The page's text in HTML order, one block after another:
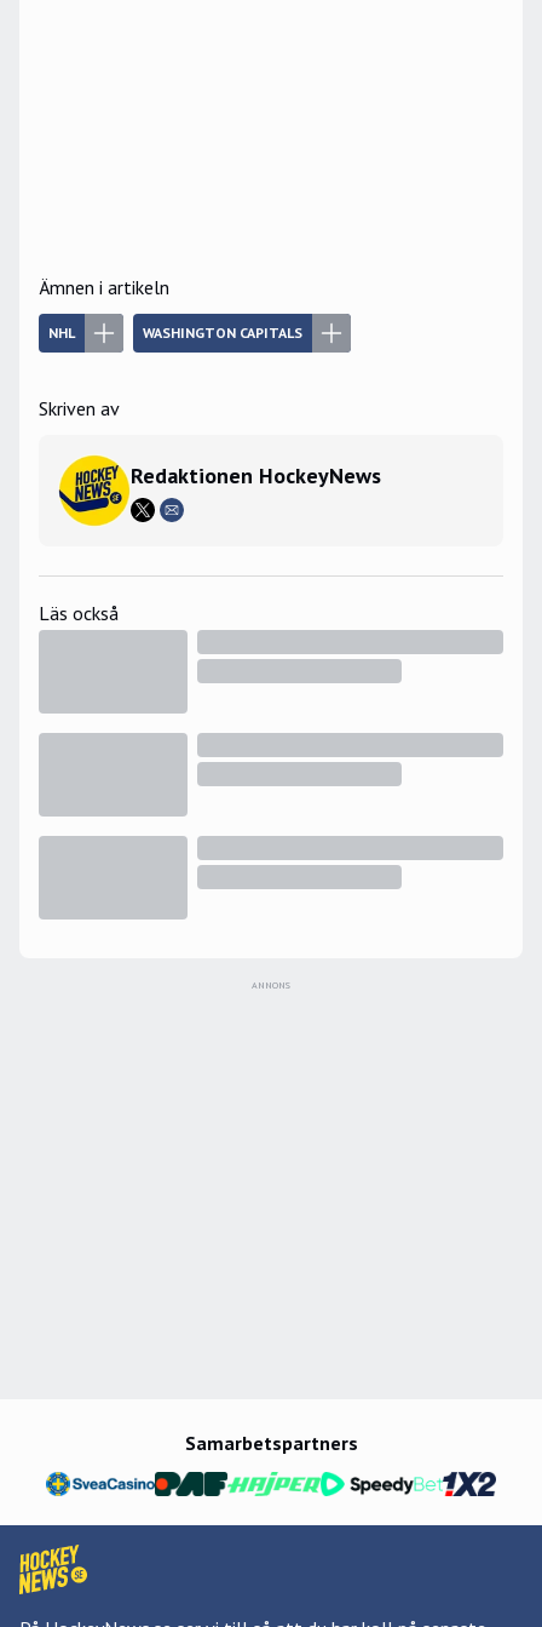
Ämnen i artikeln
NHL WASHINGTON CAPITALS
Skriven av
Redaktionen HockeyNews
Läs också
ANNONS
Samarbetspartners